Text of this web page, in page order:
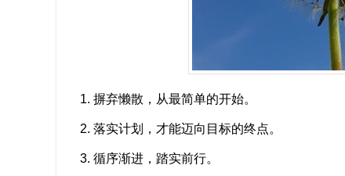
1. 摒弃懒散，从最简单的开始。
2. 落实计划，才能迈向目标的终点。
3. 循序渐进，踏实前行。